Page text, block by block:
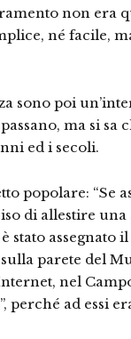
non era
né facile,
sono poi
ma si sa
ed i secoli.
popolare: “Se
di allestire
stato
parete del
nel
perché ad essi